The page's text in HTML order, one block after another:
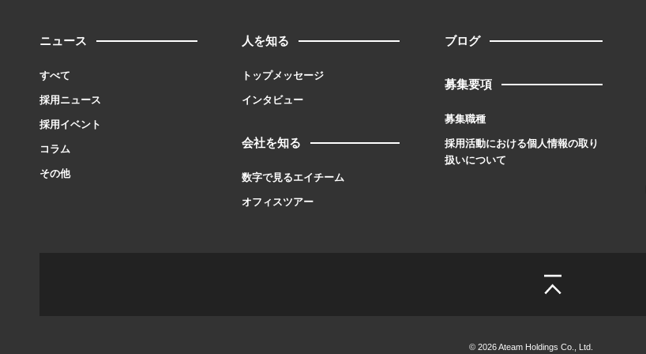
ニュース
すべて
採用ニュース
採用イベント
コラム
その他
人を知る
トップメッセージ
インタビュー
会社を知る
数字で見るエイチーム
オフィスツアー
ブログ
募集要項
募集職種
採用活動における個人情報の取り
扱いについて
© 2026 Ateam Holdings Co., Ltd.